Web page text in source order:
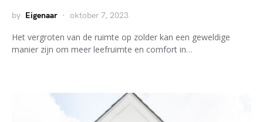
by Eigenaar oktober 7, 2023
Het vergroten van de ruimte op zolder kan een geweldige
manier zijn om meer leefruimte en comfort in…